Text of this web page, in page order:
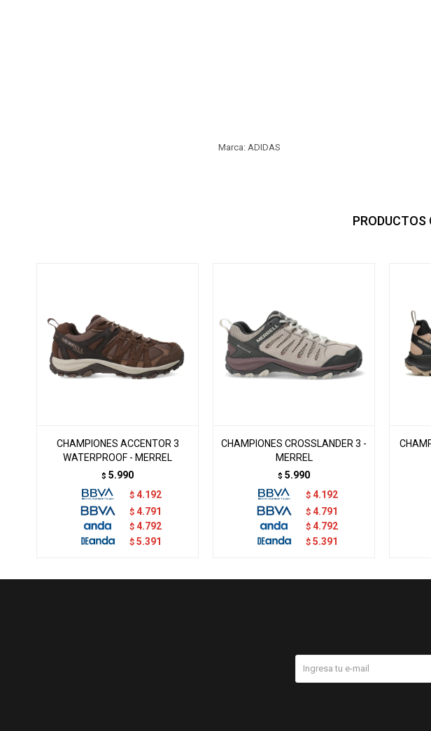
Marca: ADIDAS
PRODUCTOS
CHAMPIONES ACCENTOR 3
WATERPROOF - MERREL
$ 5.990
$ 4.192
$ 4.791
$ 4.792
$ 5.391
CHAMPIONES CROSSLANDER 3 -
MERREL
$ 5.990
$ 4.192
$ 4.791
$ 4.792
$ 5.391